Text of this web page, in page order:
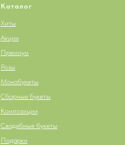
Каталог
Хиты
Акции
Премиум
Розы
Монобукеты
Сборные букеты
Композиции
Свадебные букеты
Подарки